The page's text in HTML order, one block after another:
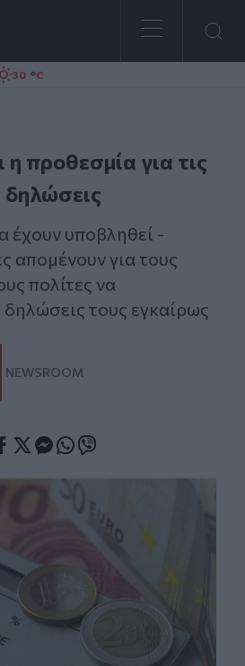
30 °C
η προθεσμία για τις
δηλώσεις
έχουν υποβληθεί -
απομένουν για τους
πολίτες να
δηλώσεις τους εγκαίρως
NEWSROOM